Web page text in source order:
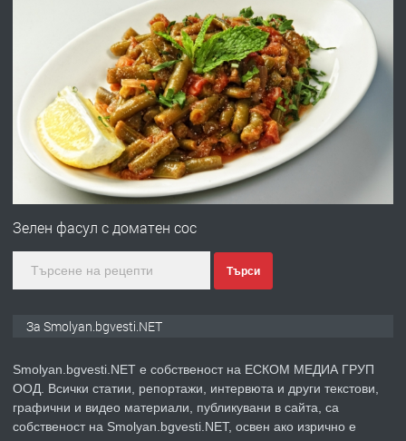
преди 2 години
ПРЕДЛАГА
УДЪЛЖАВАНЕ НА ЧОВЕШКИЯТ
ЖИВОТ И ПОДОБРЯВАНЕ НА
НЕГОВОТО КАЧЕСТВО
преди 2 години
ПРЕДЛАГА Имот в Северна Гърция, до Кавала
преди 2 години
ПРЕДЛАГА
Зелен фасул с доматен сос
Търси
За Smolyan.bgvesti.NET
Smolyan.bgvesti.NET е собственост на ЕСКОМ МЕДИА ГРУП
ООД. Всички статии, репортажи, интервюта и други текстови,
графични и видео материали, публикувани в сайта, са
собственост на Smolyan.bgvesti.NET, освен ако изрично е